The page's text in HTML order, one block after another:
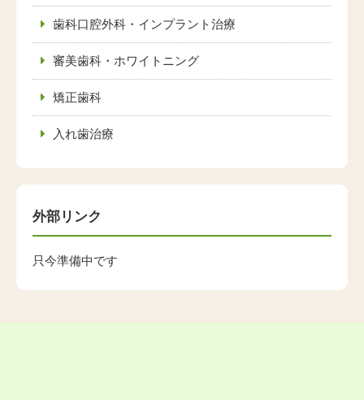
歯科口腔外科・インプラント治療
審美歯科・ホワイトニング
矯正歯科
入れ歯治療
外部リンク
只今準備中です